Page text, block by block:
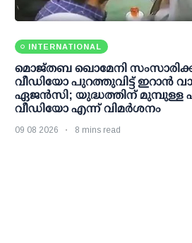
INTERNATIONAL
മൊജ്തബ ഖൊമേനി
വീഡിയോ പുറത്തുവിട്ട് ഇറാന്‍
ഏജന്‍സി; യുദ്ധത്തിന് മുമ്പുള്ള
വീഡിയോ എന്ന് വിമര്‍ശനം
09 08 2026 8 mins read